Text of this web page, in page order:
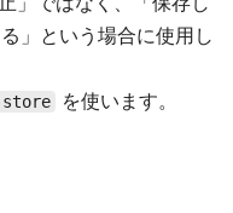
」という場合に使用し
store を使います。